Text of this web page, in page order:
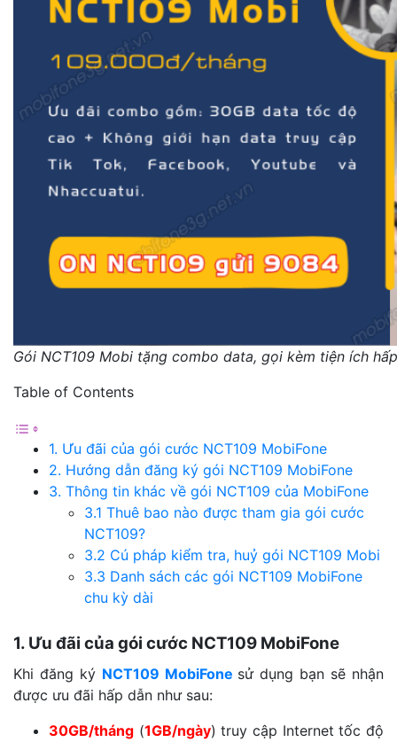
Gói NCT109 Mobi tặng combo data, gọi kèm tiện ích
Table of Contents
1. Ưu đãi của gói cước NCT109 MobiFone
2. Hướng dẫn đăng ký gói NCT109 MobiFone
3. Thông tin khác về gói NCT109 của MobiFone
3.1 Thuê bao nào được tham gia gói cước
NCT109?
3.2 Cú pháp kiểm tra, huỷ gói NCT109 Mobi
3.3 Danh sách các gói NCT109 MobiFone
chu kỳ dài
1. Ưu đãi của gói cước NCT109 MobiFone
Khi đăng ký NCT109 MobiFone sử dụng bạn sẽ nhận
được ưu đãi hấp dẫn như sau:
30GB/tháng (1GB/ngày) truy cập Internet tốc độ